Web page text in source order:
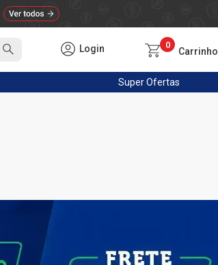
Login 0
Carrinho
SuperOfertas